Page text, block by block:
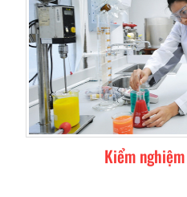
Kiểm